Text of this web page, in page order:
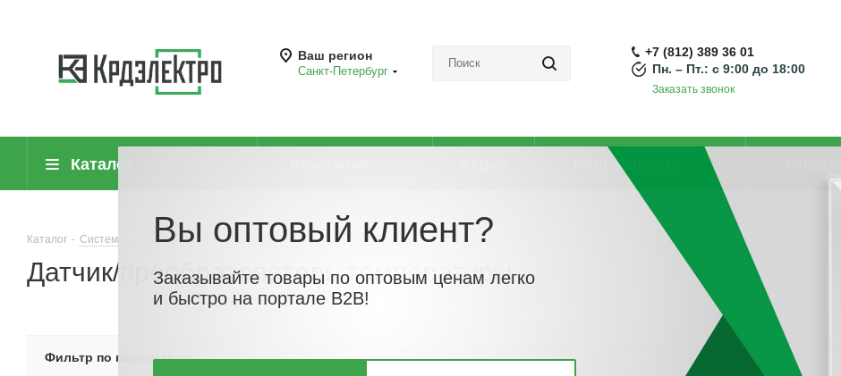
Ваш регион
Санкт-Петербург
+7 (812) 389 36 01
Пн. – Пт.: с 9:00 до 18:00
Заказать звонок
Каталог Направления
Каталог - Системы автоматизации - Датчики (сенсоры) Датчик/преобразователь температуры
Датчик/преобразователь температуры
По цене По наличию
Фильтр по параметрам
Вы оптовый клиент?
Заказывайте товары по оптовым ценам легко
и быстро на портале B2B!